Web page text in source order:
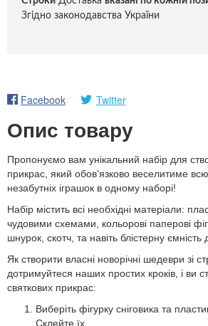
Згідно законодавства України
Facebook Twitter
Опис товару
Пропонуємо вам унікальний набір для
прикрас, який обов'язково веселитиме
незабутніх іграшок в одному наборі!
Набір містить всі необхідні матеріали:
чудовими схемами, кольорові паперові
шнурок, скотч, та навіть блістерну ємність
Як створити власні новорічні шедеври зі
дотримуйтеся наших простих кроків, і ви
святкових прикрас:
Виберіть фігурку сніговика та
Склейте їх,